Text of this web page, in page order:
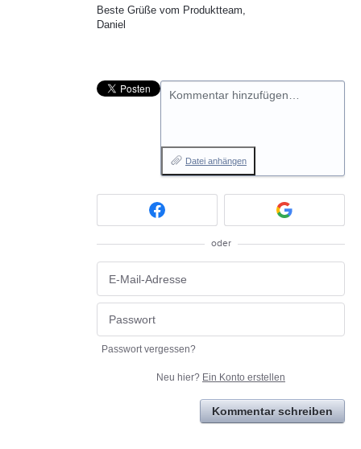
Beste Grüße vom Produktteam,
Daniel
Kommentar hinzufügen…
Datei anhängen
oder
Passwort vergessen?
Neu hier? Ein Konto erstellen
Kommentar schreiben